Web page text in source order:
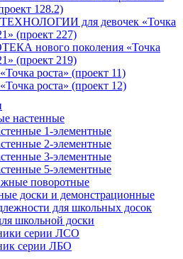
128.2)
ТЕХНОЛОГИИ для девочек «Точка
(проект 227)
нового поколения «Точка
(проект 219)
роста» (проект 11)
роста» (проект 12)
настенные
1-элементные
2-элементные
3-элементные
5-элементные
поворотные
доски и демонстрационные
для школьных досок
школьной доски
серии ЛСО
серии ЛБО